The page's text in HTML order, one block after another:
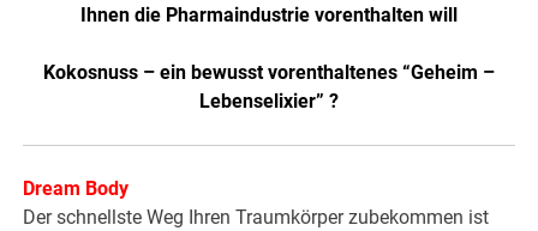
Ihnen die Pharmaindustrie vorenthalten will
Kokosnuss – ein bewusst vorenthaltenes “Geheim –
Lebenselixier” ?
Dream Body
Der schnellste Weg Ihren Traumkörper zubekommen ist